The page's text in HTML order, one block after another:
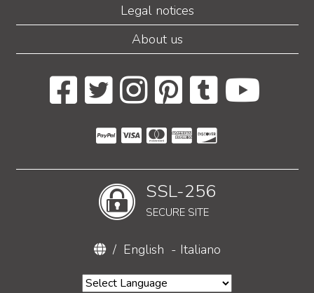
Legal notices
About us
SSL-256
SECURE SITE
/ English - Italiano